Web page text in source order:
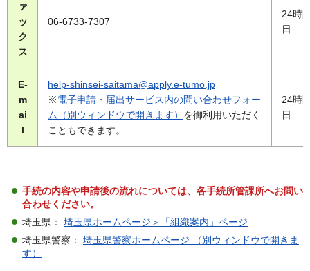
ァ
ッ
ク
ス
06-6733-7307
24時
日
E-
m
ai
l
help-shinsei-saitama@apply.e-tumo.jp
※電子申請・届出サービス内の問い合わせフォー
ム（別ウィンドウで開きます） を御利用いただく
こともできます。
24時
日
手続の内容や申請後の流れについては、各手続所管課所へお問い
合わせください。
埼玉県： 埼玉県ホームページ＞「組織案内」ページ
埼玉県警察： 埼玉県警察ホームページ （別ウィンドウで開きま
す）